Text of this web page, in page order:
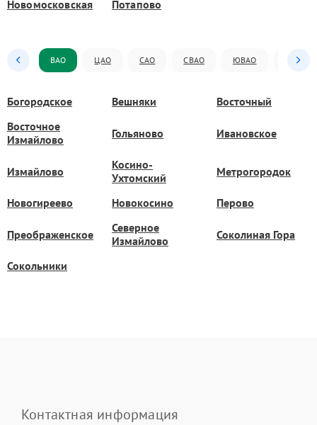
Новомосковская Потапово
ВАО ЦАО САО СВАО ЮВАО ЮАО
Богородское Вешняки
Восточный
Восточное
Измайлово
Гольяново Ивановское
Измайлово
Косино-
Ухтомский
Метрогородок
Новогиреево Новокосино Перово
Преображенское
Северное
Измайлово
Соколиная Гора
Сокольники
Контактная информация